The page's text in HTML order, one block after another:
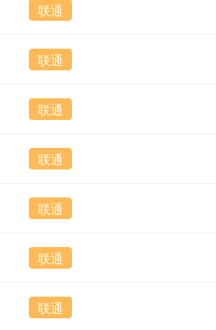
联通
联通
联通
联通
联通
联通
联通